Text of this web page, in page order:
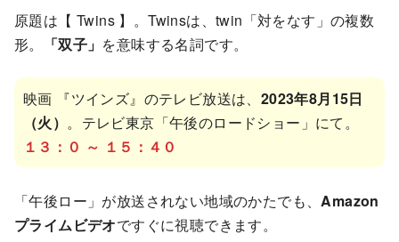
原題は【 Twins 】。Twinsは、twin「対をなす」の複数
形。
「双子」 を意味する名詞です。
映画 『ツインズ』のテレビ放送は、 2023年8月15日
（火） 。テレビ東京「午後のロードショー」にて。
１３：０ ～ １５：４０
「午後ロー」が放送されない地域のかたでも、Amazon
プライムビデオですぐに視聴できます。